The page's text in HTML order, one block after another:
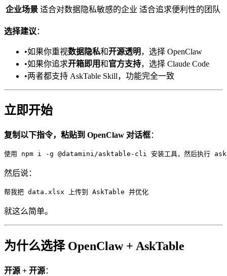
企业场景 适合对数据隐私敏感的企业 适合追求便利性的团队
选择建议 ：
•如果你重视数据隐私和开源透明 ，选择 OpenClaw
•如果你追求开箱即用和官方支持，选择 Claude Code
•两者都支持 AskTable Skill，功能完全一致
立即开始
复制以下指令，粘贴到 OpenClaw 对话框：
然后说：
就这么简单。
为什么选择 OpenClaw + AskTable
开源 + 开源：